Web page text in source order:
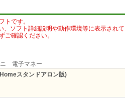
トです。
、ソフト詳細説明や動作環境等に表示され
ご確認ください。
電子マネー
スタンドアロン版)